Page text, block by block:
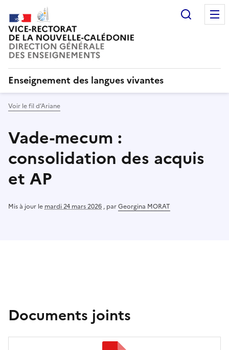
Enseignement des langues vivantes
Voir le fil d’Ariane
Vade-mecum :
consolidation des acquis
et AP
Mis à jour le mardi 24 mars 2026 , parGeorgina MORAT
Documents joints